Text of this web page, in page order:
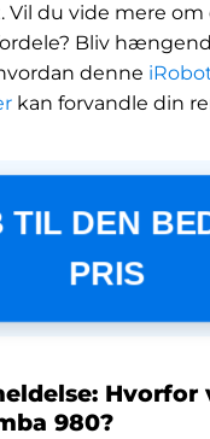
Vil du vide mere om
Bliv
denne
kan forvandle din
TIL DEN
PRIS
980?